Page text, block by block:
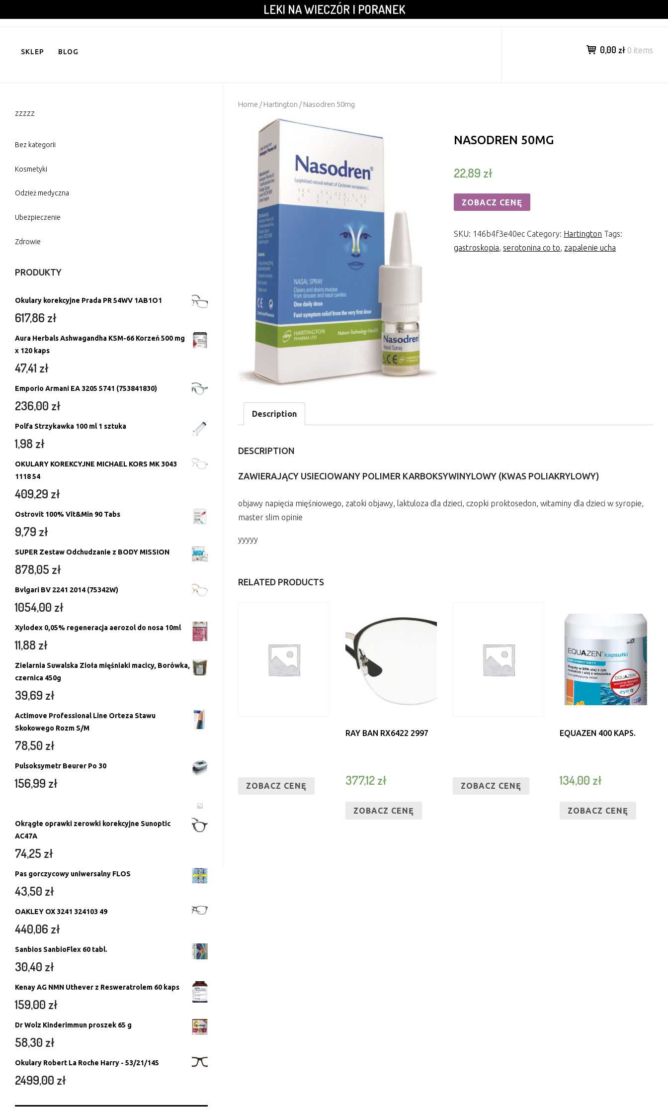
to
LEKI NA WIECZÓR I PORANEK
SKLEP BLOG 0,00 zł 0 items
Home /Hartington / Nasodren 50mg
NASODREN 50MG
22,89 zł
ZOBACZ CENĘ
SKU: 146b4f3e40ec Category: Hartington Tags:
gastroskopia, serotonina co to, zapalenie ucha
Description
DESCRIPTION
ZAWIERAJĄCY USIECIOWANY POLIMER KARBOKSYWINYLOWY (KWAS POLIAKRYLOWY)
objawy napięcia mięśniowego, zatoki objawy, laktuloza dla dzieci, czopki proktosedon, witaminy dla dzieci w syropie,
master slim opinie
yyyyy
RELATED PRODUCTS
ZOBACZ CENĘ
RAY BAN RX6422 2997
377,12zł
ZOBACZ CENĘ
ZOBACZ CENĘ
EQUAZEN 400 KAPS.
134,00 zł
ZOBACZ CENĘ
zzzzz
Bez kategorii
Kosmetyki
Odzież medyczna
Ubezpieczenie
Zdrowie
PRODUKTY
Okulary korekcyjne Prada PR 54WV 1AB1O1
617,86 zł
Aura Herbals Ashwagandha KSM-66 Korzeń 500 mg
x 120 kaps
47,41 zł
Emporio Armani EA 3205 5741 (753841830)
236,00 zł
Polfa Strzykawka 100 ml 1 sztuka
1,98 zł
OKULARY KOREKCYJNE MICHAEL KORS MK 3043
1118 54
409,29 zł
Ostrovit 100% Vit&Min 90 Tabs
9,79 zł
SUPER Zestaw Odchudzanie z BODY MISSION
878,05 zł
Bvlgari BV 2241 2014 (75342W)
1054,00 zł
Xylodex 0,05% regeneracja aerozol do nosa 10ml
11,88 zł
Zielarnia Suwalska Zioła mięśniaki macicy, Borówka,
czernica 450g
39,69 zł
Actimove Professional Line Orteza Stawu
Skokowego Rozm S/M
78,50 zł
Pulsoksymetr Beurer Po 30
156,99 zł
Okrągłe oprawki zerowki korekcyjne Sunoptic
AC47A
74,25 zł
Pas gorczycowy uniwersalny FLOS
43,50 zł
OAKLEY OX 3241 324103 49
440,06 zł
Sanbios SanbioFlex 60 tabl.
30,40 zł
Kenay AG NMN Uthever z Resweratrolem 60 kaps
159,00 zł
Dr Wolz Kinderimmun proszek 65 g
58,30 zł
Okulary Robert La Roche Harry - 53/21/145
2499,00 zł